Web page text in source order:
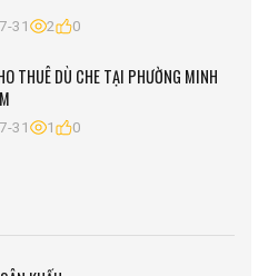
31 2 0
THUÊ DÙ CHE TẠI PHƯỜNG MINH
31 1 0